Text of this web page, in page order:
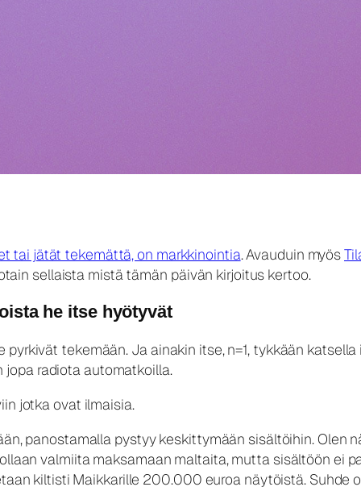
tai jätät tekemättä, on markkinointia. Avauduin myös
sellaista mistä tämän päivän kirjoitus kertoo.
he itse hyötyvät
tekemään. Ja ainakin itse, n=1, tykkään
radiota automatkoilla.
jotka ovat ilmaisia.
panostamalla pystyy keskittymään sisältöihin. Olen
valmiita maksamaan maltaita, mutta sisältöön ei
kiltisti Maikkarille 200.000 euroa näytöistä. Suhde